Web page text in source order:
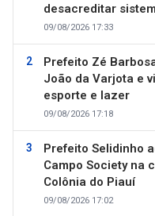
desacreditar
09/08/2026 17:33
Prefeito Zé
João da Varjota e
esporte e lazer
09/08/2026 17:18
Prefeito Selidinho
Campo Society na
Colônia do Piauí
09/08/2026 17:02